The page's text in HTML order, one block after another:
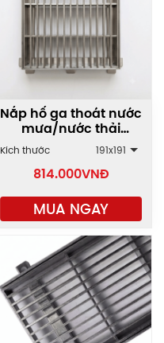
Nắp hố ga thoát nước
mưa/nước thải
(vuông) GRT-AA
Kích thước 191x191
814.000VNĐ
MUA NGAY